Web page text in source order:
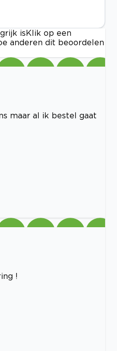
is Klik op een
anderen dit beoordelen
maar al ik bestel gaat
!